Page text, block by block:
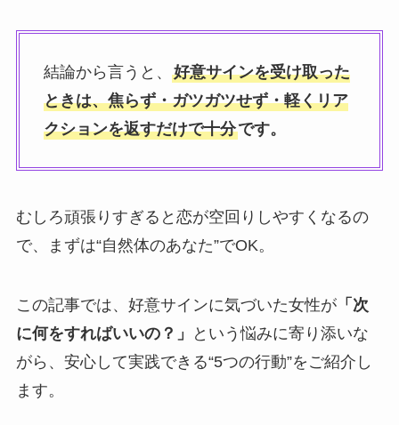
結論から言うと、 好意サインを受け取った
ときは、焦らず・ガツガツせず・軽くリア
クションを返すだけで十分です。
むしろ頑張りすぎると恋が空回りしやすくなるの
で、まずは“自然体のあなた”でOK。
この記事では、好意サインに気づいた女性が「次
に何をすればいいの？」
という悩みに寄り添いな
がら、安心して実践できる“5つの行動”をご紹介し
ます。